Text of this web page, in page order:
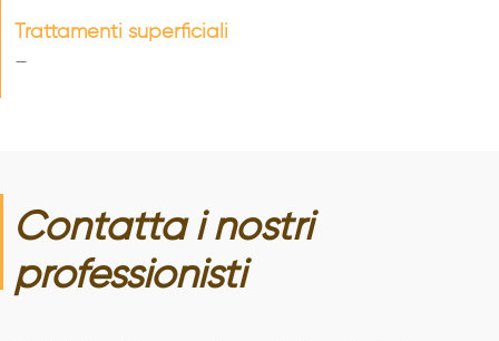
Trattamenti superficiali
–
Contatta i nostri
professionisti